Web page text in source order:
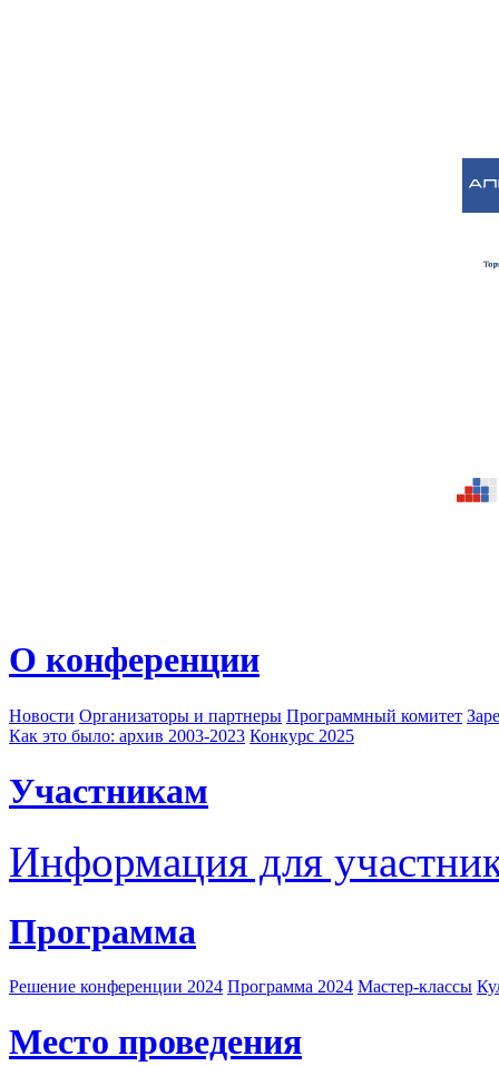
О конференции
Новости Организаторы и партнеры Программный комитет
Как это было: архив 2003-2023 Конкурс 2025
Участникам
Информация для
Программа
Решение конференции 2024 Программа 2024 Мастер-классы
Место проведения